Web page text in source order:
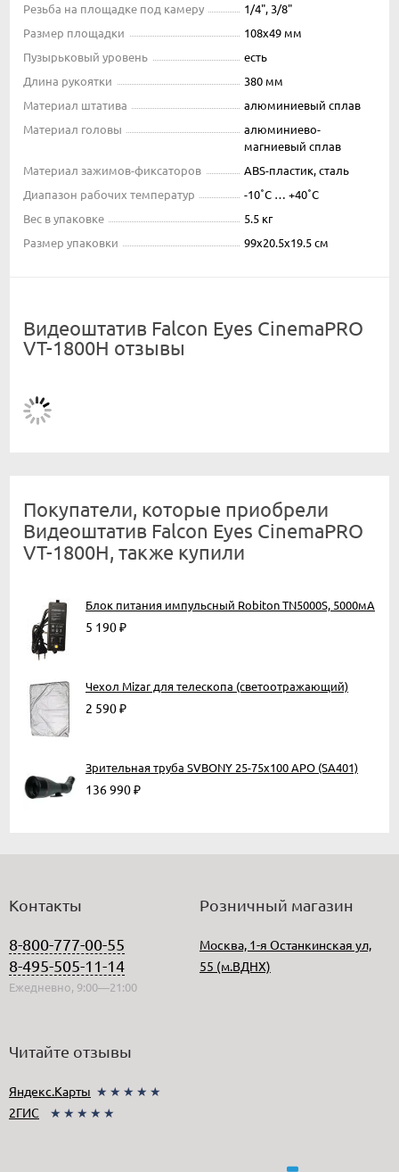
Резьба на площадке под камеру
1/4", 3/8"
Размер площадки
108х49 мм
Пузырьковый уровень
есть
Длина рукоятки
380 мм
Материал штатива
алюминиевый сплав
Материал головы
алюминиево-
магниевый сплав
Материал зажимов-фиксаторов
ABS-пластик, сталь
Диапазон рабочих температур
-10˚С … +40˚С
Вес в упаковке
5.5 кг
Размер упаковки
99х20.5х19.5 см
Видеоштатив Falcon Eyes CinemaPRO
VT-1800H отзывы
Покупатели, которые приобрели
Видеоштатив Falcon Eyes CinemaPRO
VT-1800H, также купили
Блок питания импульсный Robiton TN5000S, 5000мА
5 190₽
Чехол Mizar для телескопа (светоотражающий)
2 590₽
Зрительная труба SVBONY 25-75x100 APO (SA401)
136 990₽
Контакты
8-800-777-00-55
8-495-505-11-14
Ежедневно, 9:00—21:00
Розничный магазин
Москва, 1-я Останкинская ул,
55 (м.ВДНХ)
Читайте отзывы
Яндекс.Карты ★★★★★
2ГИС
★★★★★